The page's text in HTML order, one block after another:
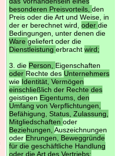
besonderen Preisvorteils, den
Preis oder die Art und Weise, in
der er berechnet wird, oder die
Bedingungen, unter denen die
Ware geliefert oder die
Dienstleistung erbracht wird;
3. die Person, Eigenschaften
oder Rechte des Unternehmers
wie Identität, Vermögen
einschließlich der Rechte des
geistigen Eigentums, den
Umfang von Verpflichtungen,
Befähigung, Status, Zulassung,
Mitgliedschaften oder
Beziehungen, Auszeichnungen
oder Ehrungen, Beweggründe
für die geschäftliche Handlung
oder die Art des Vertriebs;